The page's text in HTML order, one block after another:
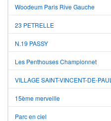
Woodeum Paris Rive Gauche
23 PETRELLE
N.19 PASSY
Les Penthouses Championnet
VILLAGE SAINT-VINCENT-DE-PAUL
15ème merveille
Parc en ciel